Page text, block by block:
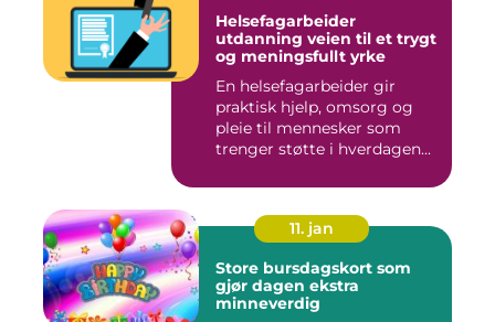
Helsefagarbeider
utdanning veien til et trygt
og meningsfullt yrke
En helsefagarbeider gir
praktisk hjelp, omsorg og
pleie til mennesker som
trenger støtte i hverdagen...
11. jan
Store bursdagskort som
gjør dagen ekstra
minneverdig